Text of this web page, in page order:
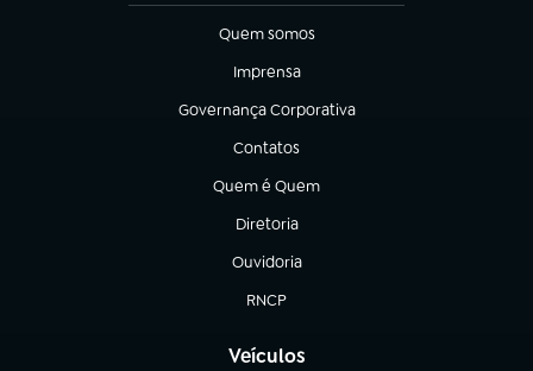
Quem somos
(abre em nova aba)
Imprensa
(abre em nova aba)
Governança Corporativa
(abre em nova aba)
Contatos
(abre em nova aba)
Quem é Quem
(abre em nova aba)
Diretoria
(abre em nova aba)
Ouvidoria
(abre em nova aba)
RNCP
(abre em nova aba)
Veículos